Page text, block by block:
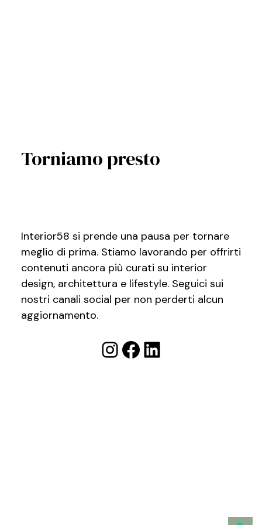
Torniamo presto
Interior58 si prende una pausa per tornare
meglio di prima. Stiamo lavorando per offrirti
contenuti ancora più curati su interior
design, architettura e lifestyle. Seguici sui
nostri canali social per non perderti alcun
aggiornamento.
Instagram
Facebook
LinkedIn